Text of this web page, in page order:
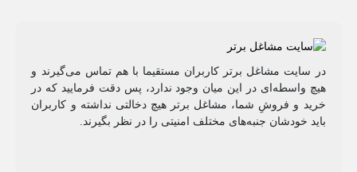
در سایت مشاغل برتر کاربران مستقیما با هم تماس می‌گیرند و
هیچ واسطه‌ای در این میان وجود ندارد، پس دقت فرمایید که در
خرید و فروشِ شما، مشاغل برتر هیچ دخالتی نداشته و کاربران
باید خودشان جنبه‌های مختلف امنیتی را در نظر بگیرند.